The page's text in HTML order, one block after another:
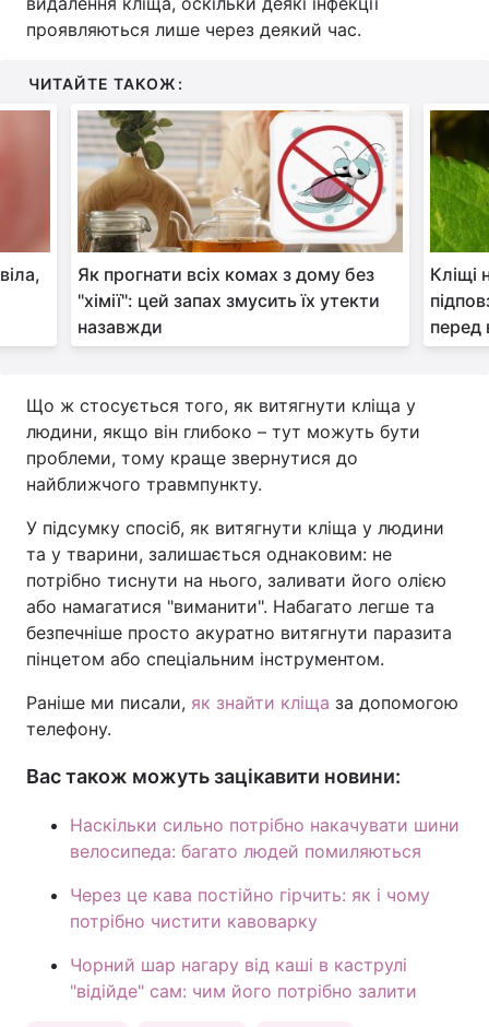
проявляються лише через деякий час.
ЧИТАЙТЕ ТАКОЖ:
Як прогнати всіх комах з дому без
"хімії": цей запах змусить їх утекти
назавжди
Кліщі
перед
Що ж стосується того, як витягнути кліща у
людини, якщо він глибоко – тут можуть бути
проблеми, тому краще звернутися до
найближчого травмпункту.
У підсумку спосіб, як витягнути кліща у людини
та у тварини, залишається однаковим: не
потрібно тиснути на нього, заливати його олією
або намагатися "виманити". Набагато легше та
безпечніше просто акуратно витягнути паразита
пінцетом або спеціальним інструментом.
Раніше ми писали, як знайти кліща за допомогою
телефону.
Вас також можуть зацікавити новини:
Наскільки сильно потрібно накачувати шини
велосипеда: багато людей помиляються
Через це кава постійно гірчить: як і чому
потрібно чистити кавоварку
Чорний шар нагару від каші в каструлі
"відійде" сам: чим його потрібно залити